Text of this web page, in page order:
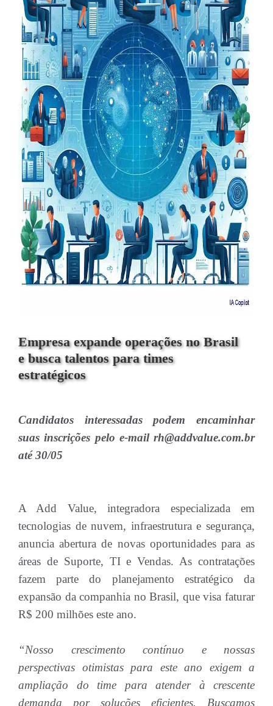
Empresa expande operações no Brasil
e busca talentos para times
estratégicos
Candidatos interessadas podem encaminhar
suas inscrições pelo e-mail rh@addvalue.com.br
até 30/05
A Add Value, integradora especializada em
tecnologias de nuvem, infraestrutura e segurança,
anuncia abertura de novas oportunidades para as
áreas de Suporte, TI e Vendas. As contratações
fazem parte do planejamento estratégico da
expansão da companhia no Brasil, que visa faturar
R$ 200 milhões este ano.
“Nosso crescimento contínuo e nossas
perspectivas otimistas para este ano exigem a
ampliação do time para atender à crescente
demanda por soluções eficientes. Buscamos